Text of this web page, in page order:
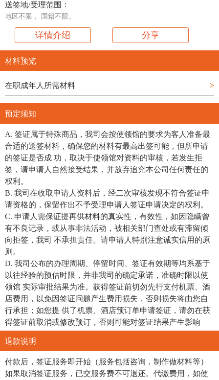
送签地/受理范围：
地区不限， 国籍不限。
详情介绍 分享
材料预览
在职成年人所需材料 >
预定须知
A. 签证属于特殊商品，我司会按使领馆的要求为客人准备最
合适的送签材料，确保您的材料有最高出签可能，但所申请
的签证是否成 功，取决于使领馆对资料的审核，若发生拒
签，请申请人自然接受结果，并放弃追究本公司任何责任的
权利。
B. 我司在收取申请人资料后，经二次审核发现不符合签证申
请资格的，保留作出不予受理申请人签证申请决定的权利。
C. 申请人需保证提再供材料的真实性，有效性，如因隐瞒曾
有不良记录，或从事非法活动，被相关部门查处或有滞留倾
向拒签，我司 不承担责任。请申请人特别注意诚实信用的原
则。
D. 我司公布的办理周期、停留时间、签证有效期等均系基于
以往经验的预估时限，并非我司的确定承诺，准确时限以使
领馆 实际审批结果为准。获得签证前切勿先行支付机票、酒
店费用，以免因签证问题产生费用损失，否则损失将由您自
行承担；如您提 供了机票、酒店预订单申请签证，请勿在获
得签证前取消或修改预订，否则可能对签证结果产生影响
退款说明
付款后，签证服务即开始（服务包括咨询，制作做材料等）
如果取消签证服务，已交服务费不可退还。代缴费用，如使